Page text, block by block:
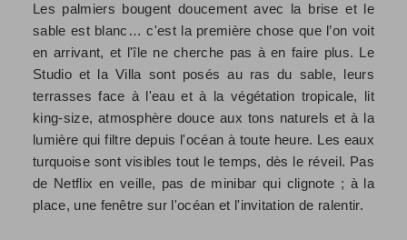
Les palmiers bougent doucement avec la brise et le
sable est blanc… c'est la première chose que l’on voit
en arrivant, et l'île ne cherche pas à en faire plus. Le
Studio et la Villa sont posés au ras du sable, leurs
terrasses face à l'eau et à la végétation tropicale, lit
king-size, atmosphère douce aux tons naturels et à la
lumière qui filtre depuis l'océan à toute heure. Les eaux
turquoise sont visibles tout le temps, dès le réveil. Pas
de Netflix en veille, pas de minibar qui clignote ; à la
place, une fenêtre sur l'océan et l'invitation de ralentir.